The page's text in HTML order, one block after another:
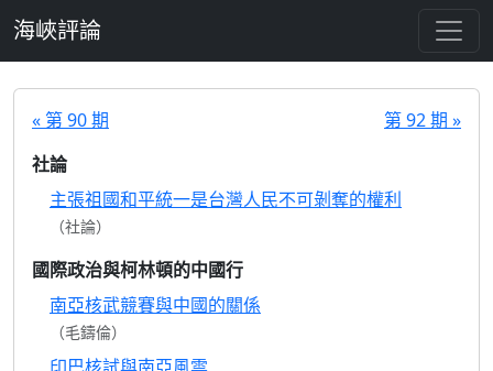
海峽評論
« 第 90 期
第 92 期 »
社論
主張祖國和平統一是台灣人民不可剝奪的權利
（社論）
國際政治與柯林頓的中國行
南亞核武競賽與中國的關係
（毛鑄倫）